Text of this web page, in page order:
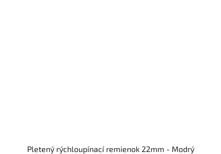
Pletený rýchloupínací remienok 22mm - Modrý